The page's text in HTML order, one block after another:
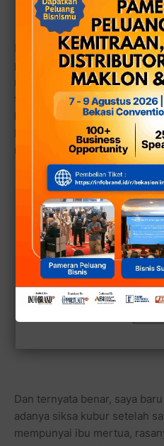
Bagaimana mungkin Allah
pedih di kubur dan di akhirat
mencemplungkan manusia ke
tanyakan apakah siksa
kita masih hidup di dunia, pak
bahwa di dunia pun ada
nanti saya akan mengerti saat
Dan ternyata benar, saya
adanya siksa kubur setelah
mempunyai ibu mertua,